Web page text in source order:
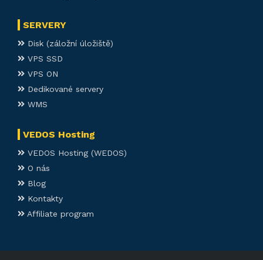
SERVERY
Disk (záložní úložiště)
VPS SSD
VPS ON
Dedikované servery
WMS
VEDOS Hosting
VEDOS Hosting (WEDOS)
O nás
Blog
Kontakty
Affiliate program